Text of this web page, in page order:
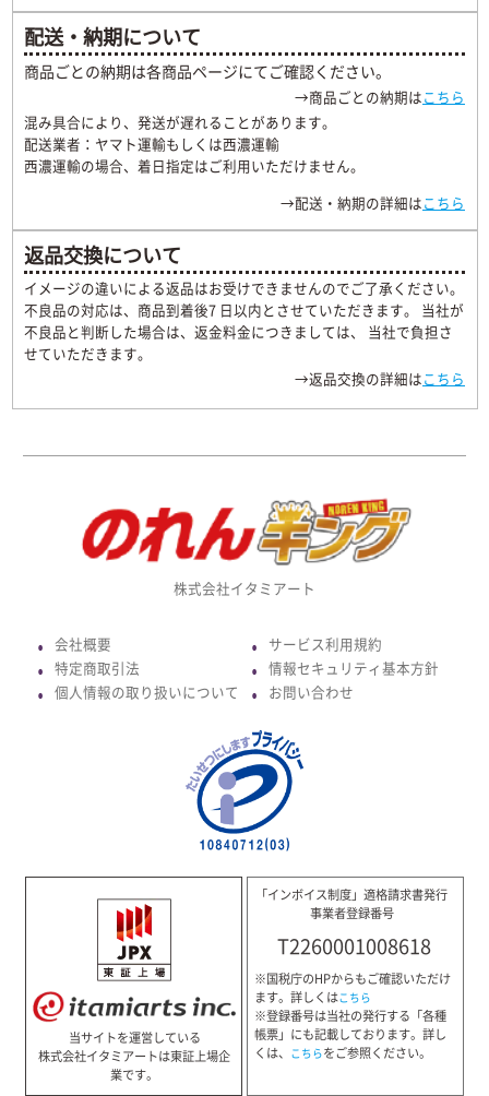
配送・納期について
商品ごとの納期は各商品ページにてご確認ください。
→商品ごとの納期はこちら
混み具合により、発送が遅れることがあります。
配送業者：ヤマト運輸もしくは西濃運輸
西濃運輸の場合、着日指定はご利用いただけません。
→配送・納期の詳細はこちら
返品交換について
イメージの違いによる返品はお受けできませんのでご了承ください。
不良品の対応は、商品到着後7 日以内とさせていただきます。 当社が
不良品と判断した場合は、返金料金につきましては、 当社で負担さ
せていただきます。
→返品交換の詳細はこちら
株式会社イタミアート
● 会社概要
● 特定商取引法
● 個人情報の取り扱いについて
● サービス利用規約
● 情報セキュリティ基本方針
● お問い合わせ
当サイトを運営している
株式会社イタミアートは東証上場企
業です。
「インボイス制度」適格請求書発行
事業者登録番号
T2260001008618
※国税庁のHPからもご確認いただけ
ます。詳しくはこちら
※登録番号は当社の発行する「各種
帳票」にも記載しております。詳し
くは、 こちらをご参照ください。